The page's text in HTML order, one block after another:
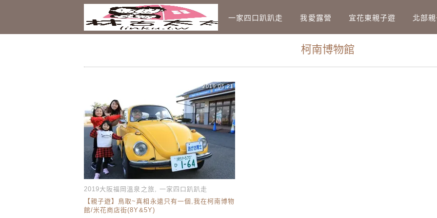
Main Menu
一家四口趴趴走 我愛露營 宜花東親子遊 北部
柯南博物館
2019大阪福岡溫泉之旅, 一家四口趴趴走
2019.05.21
【親子遊】鳥取~真相永遠只有一個,我在柯南博物
館/米花商店街(8Y&5Y)